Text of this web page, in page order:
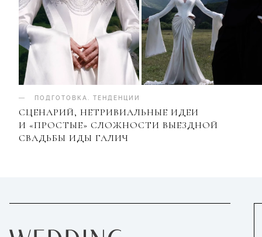
ПОДГОТОВКА ТЕНДЕНЦИИ
СЦЕНАРИЙ, НЕТРИВИАЛЬНЫЕ ИДЕИ
И «ПРОСТЫЕ» СЛОЖНОСТИ ВЫЕЗДНОЙ
СВАДЬБЫ ИДЫ ГАЛИЧ